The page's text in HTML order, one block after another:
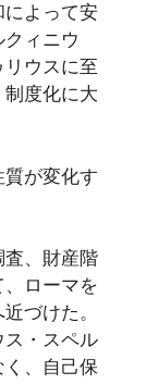
よって安
ィニウ
ウスに至
度化に大
が変化す
査、財産階
ローマを
づけた。
ス・スペル
、自己保